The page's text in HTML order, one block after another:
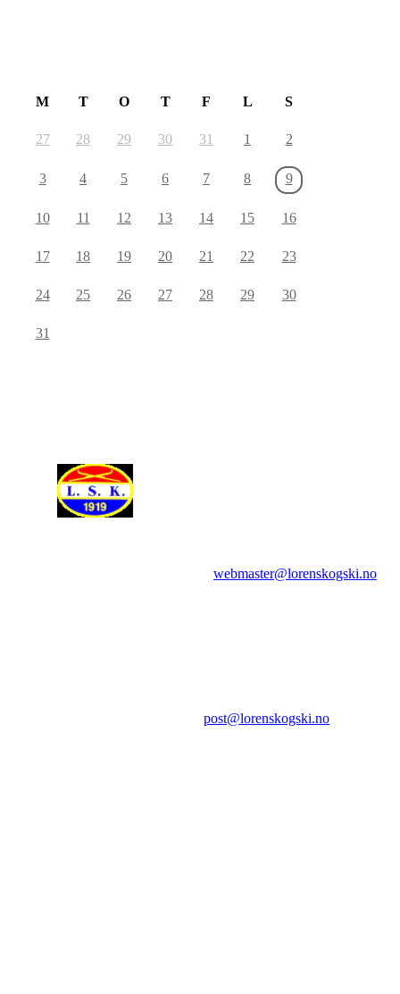
M T O T F L S
27 28 29 30 31 1 2
3 4 5 6 7 8 9
10 11 12 13 14 15 16
17 18 19 20 21 22 23
24 25 26 27 28 29 30
31
webmaster@lorenskogski.no
post@lorenskogski.no